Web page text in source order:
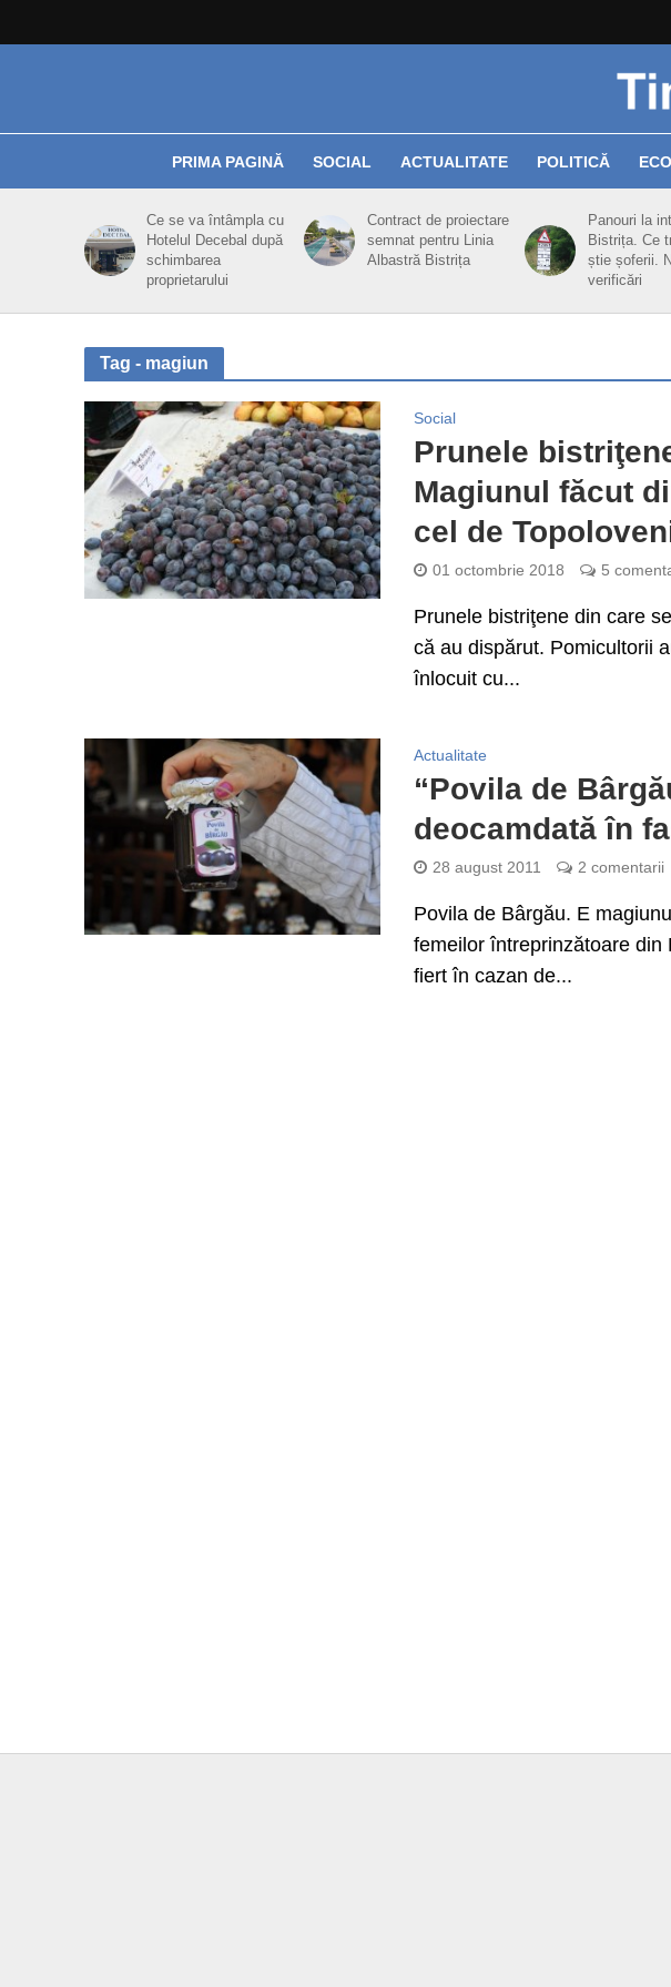
PRIMA PAGINĂ SOCIAL ACTUALITATE POLITICĂ
Ce se va întâmpla cu
Hotelul Decebal după
schimbarea
proprietarului
Contract de proiectare
semnat pentru Linia
Albastră Bistrița
Panouri la
Bistrița. Ce
știe șoferii.
verificări
Tag - magiun
Social
Prunele
Magiunul făcut
cel de
01 octombrie 2018 5
Prunele bistriţene din care
că au dispărut. Pomicultorii
înlocuit cu...
Actualitate
“Povila de
deocamdată în
28 august 2011 2 comentarii
Povila de Bârgău. E
femeilor întreprinzătoare din
fiert în cazan de...